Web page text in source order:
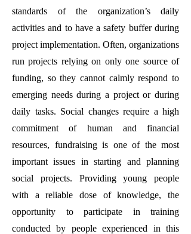
standards of the organization’s daily
activities and to have a safety buffer during
project implementation. Often, organizations
run projects relying on only one source of
funding, so they cannot calmly respond to
emerging needs during a project or during
daily tasks. Social changes require a high
commitment of human and financial
resources, fundraising is one of the most
important issues in starting and planning
social projects. Providing young people
with a reliable dose of knowledge, the
opportunity to participate in training
conducted by people experienced in this